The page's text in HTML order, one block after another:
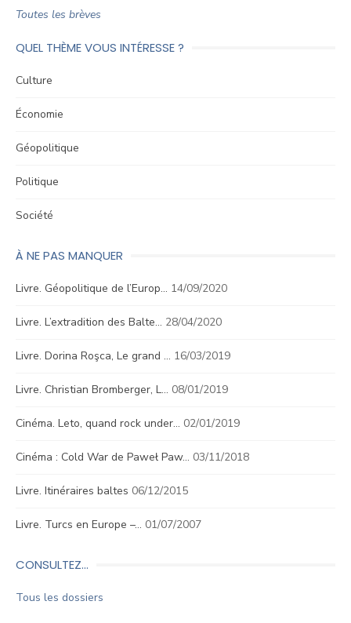
Toutes les brèves
QUEL THÈME VOUS INTÉRESSE ?
Culture
Économie
Géopolitique
Politique
Société
À NE PAS MANQUER
Livre. Géopolitique de l’Europ… 14/09/2020
Livre. L’extradition des Balte… 28/04/2020
Livre. Dorina Roşca, Le grand … 16/03/2019
Livre. Christian Bromberger, L… 08/01/2019
Cinéma. Leto, quand rock under… 02/01/2019
Cinéma : Cold War de Paweł Paw… 03/11/2018
Livre. Itinéraires baltes 06/12/2015
Livre. Turcs en Europe –… 01/07/2007
CONSULTEZ…
Tous les dossiers